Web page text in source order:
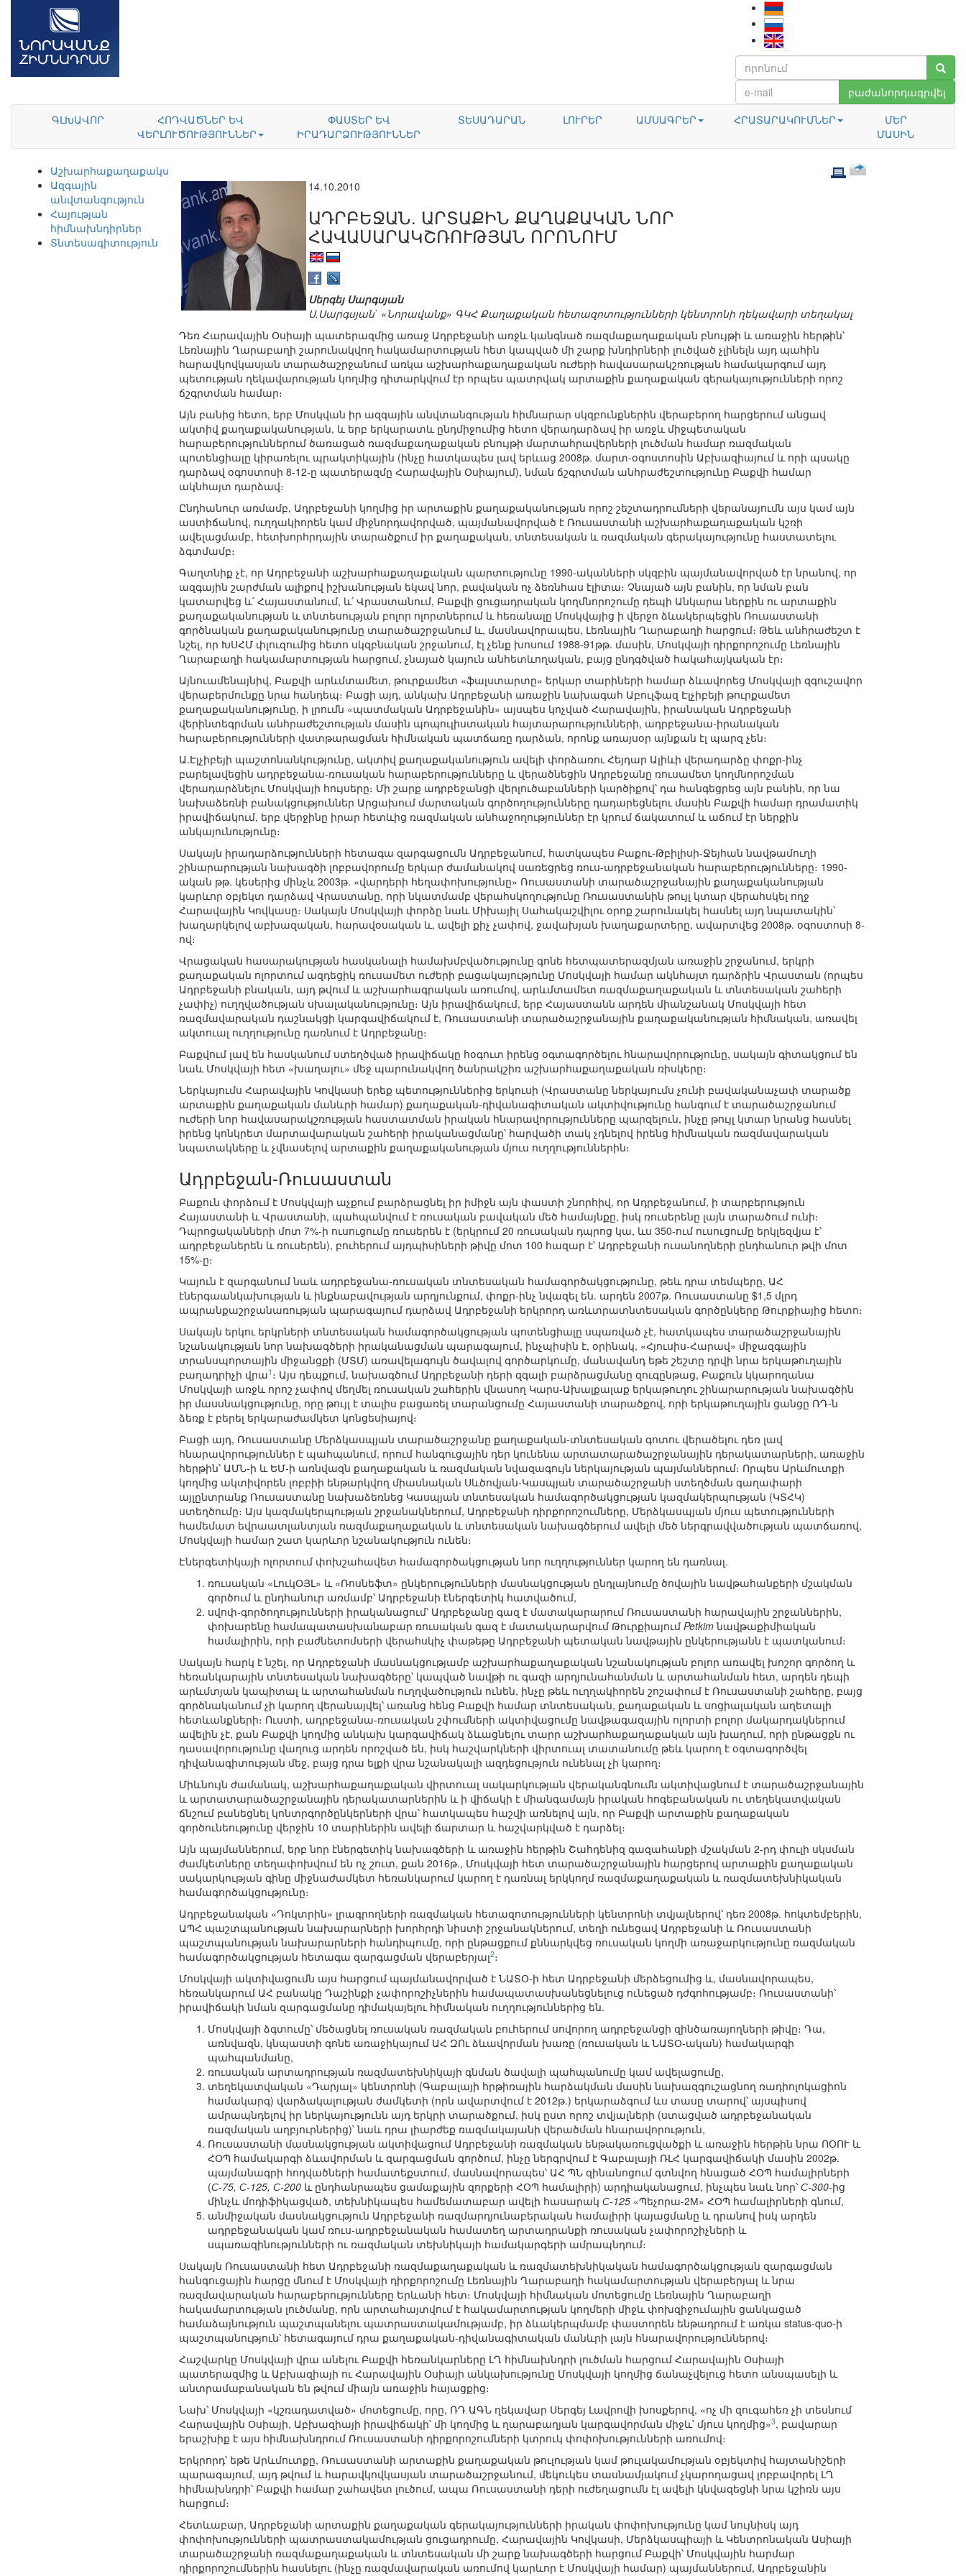
բաժանորդագրվել
ԳԼԽԱՎՈՐ
ՀՈԴՎԱԾՆԵՐ ԵՎ
ՎԵՐԼՈՒԾՈՒԹՅՈՒՆՆԵՐ
ՓԱՍՏԵՐ ԵՎ
ԻՐԱԴԱՐՁՈՒԹՅՈՒՆՆԵՐ
ՏԵՍԱԴԱՐԱՆ ԼՈՒՐԵՐ ԱՄՍԱԳՐԵՐ ՀՐԱՏԱՐԱԿՈՒՄՆԵՐ
ՄԵՐ
ՄԱՍԻՆ
Աշխարհաքաղաքականություն
Ազգային
անվտանգություն
Հայության
հիմնախնդիրներ
Տնտեսագիտություն
14.10.2010
ԱԴՐԲԵՋԱՆ. ԱՐՏԱՔԻՆ ՔԱՂԱՔԱԿԱՆ ՆՈՐ
ՀԱՎԱՍԱՐԱԿՇՌՈՒԹՅԱՆ ՈՐՈՆՈՒՄ
Սերգեյ Սարգսյան
Ս.Սարգսյան` «Նորավանք» ԳԿՀ Քաղաքական հետազոտությունների կենտրոնի ղեկավարի տեղակալ
Դեռ Հարավային Օսիայի պատերազմից առաջ Ադրբեջանի առջև կանգնած ռազմաքաղաքական բնույթի և առաջին հերթին՝
Լեռնային Ղարաբաղի շարունակվող հակամարտության հետ կապված մի շարք խնդիրների լուծված չլինելն այդ պահին
հարավկովկասյան տարածաշրջանում առկա աշխարհաքաղաքական ուժերի հավասարակշռության համակարգում այդ
պետության ղեկավարության կողմից դիտարկվում էր որպես պատրվակ արտաքին քաղաքական գերակայությունների որոշ
ճշգրտման համար։
Այն բանից հետո, երբ Մոսկվան իր ազգային անվտանգության հիմնարար սկզբունքներին վերաբերող հարցերում անցավ
ակտիվ քաղաքականության, և երբ երկարատև ընդմիջումից հետո վերադարձավ իր առջև միջպետական
հարաբերություններում ծառացած ռազմաքաղաքական բնույթի մարտահրավերների լուծման համար ռազմական
պոտենցիալը կիրառելու պրակտիկային (ինչը հատկապես լավ երևաց 2008թ. մարտ-օգոստոսին Աբխազիայում և որի պսակը
դարձավ օգոստոսի 8-12-ը պատերազմը Հարավային Օսիայում), նման ճշգրտման անհրաժեշտությունը Բաքվի համար
ակնհայտ դարձավ։
Ընդհանուր առմամբ, Ադրբեջանի կողմից իր արտաքին քաղաքականության որոշ շեշտադրումների վերանայումն այս կամ այն
աստիճանով, ուղղակիորեն կամ միջնորդավորված, պայմանավորված է Ռուսաստանի աշխարհաքաղաքական կշռի
ավելացմամբ, հետխորհրդային տարածքում իր քաղաքական, տնտեսական և ռազմական գերակայությունը հաստատելու
ձգտմամբ։
Գաղտնիք չէ, որ Ադրբեջանի աշխարհաքաղաքական պարտությունը 1990-ականների սկզբին պայմանավորված էր նրանով, որ
ազգային շարժման ալիքով իշխանության եկավ նոր, բավական ոչ ձեռնհաս էլիտա։ Չնայած այն բանին, որ նման բան
կատարվեց և՛ Հայաստանում, և՛ Վրաստանում, Բաքվի ցուցադրական կողմնորոշումը դեպի Անկարա ներքին ու արտաքին
քաղաքականության և տնտեսության բոլոր ոլորտներում և հեռանալը Մոսկվայից ի վերջո ձևակերպեցին Ռուսաստանի
գործնական քաղաքականությունը տարածաշրջանում և, մասնավորապես, Լեռնային Ղարաբաղի հարցում։ Թեև անհրաժեշտ է
նշել, որ ԽՍՀՄ փլուզումից հետո սկզբնական շրջանում, էլ չենք խոսում 1988-91թթ. մասին, Մոսկվայի դիրքորոշումը Լեռնային
Ղարաբաղի հակամարտության հարցում, չնայած կայուն անհետևողական, բայց ընդգծված հակահայկական էր։
Այնուամենայնիվ, Բաքվի արևմտամետ, թուրքամետ «ֆալստարտը» երկար տարիների համար ձևավորեց Մոսկվայի զգուշավոր
վերաբերմունքը նրա հանդեպ։ Բացի այդ, անկախ Ադրբեջանի առաջին նախագահ Աբուլֆազ Էլչիբեյի թուրքամետ
քաղաքականությունը, ի լրումն «պատմական Ադրբեջանին» այսպես կոչված Հարավային, իրանական Ադրբեջանի
վերինտեգրման անհրաժեշտության մասին պոպուլիստական հայտարարությունների, ադրբեջանա-իրանական
հարաբերությունների վատթարացման հիմնական պատճառը դարձան, որոնք առայսօր այնքան էլ պարզ չեն։
Ա.Էլչիբեյի պաշտոնանկությունը, ակտիվ քաղաքականություն ավելի փորձառու Հեյդար Ալիևի վերադարձը փոքր-ինչ
բարելավեցին ադրբեջանա-ռուսական հարաբերությունները և վերածնեցին Ադրբեջանը ռուսամետ կողմնորոշման
վերադարձնելու Մոսկվայի հույսերը։ Մի շարք ադրբեջանցի վերլուծաբանների կարծիքով՝ դա հանգեցրեց այն բանին, որ նա
նախաձեռնի բանակցություններ Արցախում մարտական գործողությունները դադարեցնելու մասին Բաքվի համար դրամատիկ
իրավիճակում, երբ վերջինը իրար հետևից ռազմական անհաջողություններ էր կրում ճակատում և աճում էր ներքին
անկայունությունը։
Սակայն իրադարձությունների հետագա զարգացումն Ադրբեջանում, հատկապես Բաքու-Թբիլիսի-Ջեյհան նավթամուղի
շինարարության նախագծի լոբբավորումը երկար ժամանակով սառեցրեց ռուս-ադրբեջանական հարաբերությունները։ 1990-
ական թթ. կեսերից մինչև 2003թ. «վարդերի հեղափոխությունը» Ռուսաստանի տարածաշրջանային քաղաքականության
կարևոր օբյեկտ դարձավ Վրաստանը, որի նկատմամբ վերահսկողությունը Ռուսաստանին թույլ կտար վերահսկել ողջ
Հարավային Կովկասը։ Սակայն Մոսկվայի փորձը նաև Միխայիլ Սահակաշվիլու օրոք շարունակել հասնել այդ նպատակին՝
խաղարկելով աբխազական, հարավօսական և, ավելի քիչ չափով, ջավախյան խաղաքարտերը, ավարտվեց 2008թ. օգոստոսի 8-
ով։
Վրացական հասարակության հասկանալի համախմբվածությունը գոնե հետպատերազմյան առաջին շրջանում, երկրի
քաղաքական ոլորտում ազդեցիկ ռուսամետ ուժերի բացակայությունը Մոսկվայի համար ակնհայտ դարձրին Վրաստան (որպես
Ադրբեջանի բնական, այդ թվում և աշխարհագրական առումով, արևմտամետ ռազմաքաղաքական և տնտեսական շահերի
չափիչ) ուղղվածության սխալականությունը։ Այն իրավիճակում, երբ Հայաստանն արդեն միանշանակ Մոսկվայի հետ
ռազմավարական դաշնակցի կարգավիճակում է, Ռուսաստանի տարածաշրջանային քաղաքականության հիմնական, առավել
ակտուալ ուղղությունը դառնում է Ադրբեջանը։
Բաքվում լավ են հասկանում ստեղծված իրավիճակը հօգուտ իրենց օգտագործելու հնարավորությունը, սակայն գիտակցում են
նաև Մոսկվայի հետ «խաղալու» մեջ պարունակվող ծանրակշիռ աշխարհաքաղաքական ռիսկերը։
Ներկայումս Հարավային Կովկասի երեք պետություններից երկուսի (Վրաստանը ներկայումս չունի բավականաչափ տարածք
արտաքին քաղաքական մանևրի համար) քաղաքական-դիվանագիտական ակտիվությունը հանգում է տարածաշրջանում
ուժերի նոր հավասարակշռության հաստատման իրական հնարավորությունները պարզելուն, ինչը թույլ կտար նրանց հասնել
իրենց կոնկրետ մարտավարական շահերի իրականացմանը՝ հարվածի տակ չդնելով իրենց հիմնական ռազմավարական
նպատակները և չվնասելով արտաքին քաղաքականության մյուս ուղղություններին։
Ադրբեջան-Ռուսաստան
Բաքուն փորձում է Մոսկվայի աչքում բարձրացնել իր իմիջն այն փաստի շնորհիվ, որ Ադրբեջանում, ի տարբերություն
Հայաստանի և Վրաստանի, պահպանվում է ռուսական բավական մեծ համայնքը, իսկ ռուսերենը լայն տարածում ունի։
Դպրոցականների մոտ 7%-ի ուսուցումը ռուսերեն է (երկրում 20 ռուսական դպրոց կա, ևս 350-ում ուսուցումը երկլեզվյա է՝
ադրբեջաներեն և ռուսերեն), բուհերում այդպիսիների թիվը մոտ 100 հազար է՝ Ադրբեջանի ուսանողների ընդհանուր թվի մոտ
15%-ը։
Կայուն է զարգանում նաև ադրբեջանա-ռուսական տնտեսական համագործակցությունը, թեև դրա տեմպերը, ԱՀ
էներգաանկախության և ինքնաբավության արդյունքում, փոքր-ինչ նվազել են. արդեն 2007թ. Ռուսաստանը $1,5 մլրդ
ապրանքաշրջանառության պարագայում դարձավ Ադրբեջանի երկրորդ առևտրատնտեսական գործընկերը Թուրքիայից հետո։
Սակայն երկու երկրների տնտեսական համագործակցության պոտենցիալը սպառված չէ, հատկապես տարածաշրջանային
նշանակության նոր նախագծերի իրականացման պարագայում, ինչպիսին է, օրինակ, «Հյուսիս-Հարավ» միջազգային
տրանսպորտային միջանցքի (ՄՏՄ) առավելագույն ծավալով գործարկումը, մանավանդ եթե շեշտը դրվի նրա երկաթուղային
բաղադրիչի վրա1 ։ Այս դեպքում, նախագծում Ադրբեջանի դերի զգալի բարձրացմանը զուգընթաց, Բաքուն կկարողանա
Մոսկվայի առջև որոշ չափով մեղմել ռուսական շահերին վնասող Կարս-Ախալքալաք երկաթուղու շինարարության նախագծին
իր մասսնակցությունը, որը թույլ է տալիս բացառել տարանցումը Հայաստանի տարածքով, որի երկաթուղային ցանցը ՌԴ-ն
ձեռք է բերել երկարաժամկետ կոնցեսիայով։
Բացի այդ, Ռուսաստանը Մերձկասպյան տարածաշրջանը քաղաքական-տնտեսական գոտու վերածելու դեռ լավ
հնարավորություններ է պահպանում, որում հանգուցային դեր կունենա արտատարածաշրջանային դերակատարների, առաջին
հերթին՝ ԱՄՆ-ի և ԵՄ-ի առնվազն քաղաքական և ռազմական նվազագույն ներկայության պայմաններում։ Որպես Արևմուտքի
կողմից ակտիվորեն լոբբիի ենթարկվող միասնական Սևծովյան-Կասպյան տարածաշրջանի ստեղծման գաղափարի
այլընտրանք Ռուսաստանը նախաձեռնեց Կասպյան տնտեսական համագործակցության կազմակերպության (ԿՏՀԿ)
ստեղծումը։ Այս կազմակերպության շրջանակներում, Ադրբեջանի դիրքորոշումները, Մերձկասպյան մյուս պետությունների
համեմատ եվրաատլանտյան ռազմաքաղաքական և տնտեսական նախագծերում ավելի մեծ ներգրավվածության պատճառով,
Մոսկվայի համար շատ կարևոր նշանակություն ունեն։
Էներգետիկայի ոլորտում փոխշահավետ համագործակցության նոր ուղղություններ կարող են դառնալ.
ռուսական «ԼուկՕՅԼ» և «Ռոսնեֆտ» ընկերությունների մասնակցության ընդլայնումը ծովային նավթահանքերի մշակման
գործում և ընդհանուր առմամբ՝ Ադրբեջանի էներգետիկ հատվածում,
սվոփ-գործողությունների իրականացում՝ Ադրբեջանը գազ է մատակարարում Ռուսաստանի հարավային շրջաններին,
փոխարենը համապատասխանաբար ռուսական գազ է մատակարարվում Թուրքիայում Petkimնավթաքիմիական
համալիրին, որի բաժնետոմսերի վերահսկիչ փաթեթը Ադրբեջանի պետական նավթային ընկերությանն է պատկանում։
Սակայն հարկ է նշել, որ Ադրբեջանի մասնակցությամբ աշխարհաքաղաքական նշանակության բոլոր առավել խոշոր գործող և
հեռանկարային տնտեսական նախագծերը՝ կապված նավթի ու գազի արդյունահանման և արտահանման հետ, արդեն դեպի
արևմտյան կապիտալ և արտահանման ուղղվածություն ունեն, ինչը թեև ուղղակիորեն շոշափում է Ռուսաստանի շահերը, բայց
գործնականում չի կարող վերանայվել՝ առանց հենց Բաքվի համար տնտեսական, քաղաքական և սոցիալական աղետալի
հետևանքների։ Ուստի, ադրբեջանա-ռուսական շփումների ակտիվացումը նավթագազային ոլորտի բոլոր մակարդակներում
ավելին չէ, քան Բաքվի կողմից անկախ կարգավիճակ ձևացնելու տարր աշխարհաքաղաքական այն խաղում, որի ընթացքն ու
դասավորությունը վաղուց արդեն որոշված են, իսկ հաշվարկների վիրտուալ տատանումը թեև կարող է օգտագործվել
դիվանագիտության մեջ, բայց դրա ելքի վրա նշանակալի ազդեցություն ունենալ չի կարող։
Միևնույն ժամանակ, աշխարհաքաղաքական վիրտուալ սակարկության վերականգնումն ակտիվացնում է տարածաշրջանային
և արտատարածաշրջանային դերակատարներին և ի վիճակի է միանգամայն իրական հոգեբանական ու տեղեկատվական
ճնշում բանեցնել կոնտրգործընկերների վրա՝ հատկապես հաշվի առնելով այն, որ Բաքվի արտաքին քաղաքական
գործունեությունը վերջին 10 տարիներին ավելի ճարտար և հաշվարկված է դարձել։
Այն պայմաններում, երբ նոր էներգետիկ նախագծերի և առաջին հերթին Շահդենիզ գազահանքի մշակման 2-րդ փուլի սկսման
ժամկետները տեղափոխվում են ոչ շուտ, քան 2016թ., Մոսկվայի հետ տարածաշրջանային հարցերով արտաքին քաղաքական
սակարկության գինը միջնաժամկետ հեռանկարում կարող է դառնալ երկկողմ ռազմաքաղաքական և ռազմատեխնիկական
համագործակցությունը։
Ադրբեջանական «Դոկտրին» լրագրողների ռազմական հետազոտությունների կենտրոնի տվյալներով՝ դեռ 2008թ. հոկտեմբերին,
ԱՊՀ պաշտպանության նախարարների խորհրդի նիստի շրջանակներում, տեղի ունեցավ Ադրբեջանի և Ռուսաստանի
պաշտպանության նախարարների հանդիպումը, որի ընթացքում քննարկվեց ռուսական կողմի առաջարկությունը ռազմական
համագործակցության հետագա զարգացման վերաբերյալ2։
Մոսկվայի ակտիվացումն այս հարցում պայմանավորված է ՆԱՏՕ-ի հետ Ադրբեջանի մերձեցումից և, մասնավորապես,
հեռանկարում ԱՀ բանակը Դաշինքի չափորոշիչներին համապատասխանեցնելուց ունեցած դժգոհությամբ։ Ռուսաստանի՝
իրավիճակի նման զարգացմանը դիմակայելու հիմնական ուղղություններից են.
Մոսկվայի ձգտումը՝ մեծացնել ռուսական ռազմական բուհերում սովորող ադրբեջանցի զինծառայողների թիվը։ Դա,
առնվազն, կնպաստի գոնե առաջիկայում ԱՀ ԶՈւ ձևավորման խառը (ռուսական և ՆԱՏՕ-ական) համակարգի
պահպանմանը,
ռուսական արտադրության ռազմատեխնիկայի գնման ծավալի պահպանումը կամ ավելացումը,
տեղեկատվական «Դարյալ» կենտրոնի (Գաբալայի հրթիռային հարձակման մասին նախազգուշացնող ռադիոլոկացիոն
համակարգ) վարձակալության ժամկետի (որն ավարտվում է 2012թ.) երկարաձգում ևս տասը տարով՝ այսպիսով
ամրապնդելով իր ներկայությունն այդ երկրի տարածքում, իսկ ըստ որոշ տվյալների (ստացված ադրբեջանական
ռազմական աղբյուրներից)՝ նաև դրա լիարժեք ռազմակայանի վերածման հնարավորություն,
Ռուսաստանի մասնակցության ակտիվացում Ադրբեջանի ռազմական ենթակառուցվածքի և առաջին հերթին նրա ՈՕՈՒ և
ՀՕՊ համակարգի ձևավորման և զարգացման գործում, ինչը ներգրվում է Գաբալայի ՌԼՀ կարգավիճակի մասին 2002թ.
պայմանագրի հոդվածների համատեքստում, մասնավորապես՝ ԱՀ ՊՆ զինանոցում գտնվող հնացած ՀՕՊ համալիրների
(С-75, С-125, С-200 և ընդհանրապես ցամաքային զորքերի ՀՕՊ համալիրի) արդիականացում, ինչպես նաև նոր՝ С-300-ից
մինչև մոդիֆիկացված, տեխնիկապես համեմատաբար ավելի հասարակ С-125 «Պեչորա-2М» ՀՕՊ համալիրների գնում,
անմիջական մասնակցություն Ադրբեջանի ռազմարդյունաբերական համալիրի կայացմանը և դրանով իսկ արդեն
ադրբեջանական կամ ռուս-ադրբեջանական համատեղ արտադրանքի ռուսական չափորոշիչների և
սպառազինությունների ու ռազմական տեխնիկայի համակարգերի ամրապնդում։
Սակայն Ռուսաստանի հետ Ադրբեջանի ռազմաքաղաքական և ռազմատեխնիկական համագործակցության զարգացման
հանգուցային հարցը մնում է Մոսկվայի դիրքորոշումը Լեռնային Ղարաբաղի հակամարտության վերաբերյալ և նրա
ռազմավարական հարաբերությունները Երևանի հետ։ Մոսկվայի հիմնական մոտեցումը Լեռնային Ղարաբաղի
հակամարտության լուծմանը, որն արտահայտվում է հակամարտության կողմերի միջև փոխզիջումային ցանկացած
համաձայնություն պաշտպանելու պատրաստակամությամբ, իր ձևակերպմամբ փաստորեն ենթադրում է առկա status-quo-ի
պաշտպանություն՝ հետագայում դրա քաղաքական-դիվանագիտական մանևրի լայն հնարավորություններով։
Հաշվարկը Մոսկվայի վրա անելու Բաքվի հեռանկարները ԼՂ հիմնախնդրի լուծման հարցում Հարավային Օսիայի
պատերազմից և Աբխազիայի ու Հարավային Օսիայի անկախությունը Մոսկվայի կողմից ճանաչվելուց հետո անսպասելի և
անտրամաբանական են թվում միայն առաջին հայացքից։
Նախ՝ Մոսկվայի «կշռադատված» մոտեցումը, որը, ՌԴ ԱԳՆ ղեկավար Սերգեյ Լավրովի խոսքերով, «ոչ մի զուգահեռ չի տեսնում
Հարավային Օսիայի, Աբխազիայի իրավիճակի՝ մի կողմից և ղարաբաղյան կարգավորման միջև՝ մյուս կողմից»3, բավարար
երաշխիք է այս հիմնախնդրում Ռուսաստանի դիրքորոշումների կտրուկ փոփոխությունների առումով։
Երկրորդ՝ եթե Արևմուտքը, Ռուսաստանի արտաքին քաղաքական թուլության կամ թուլակամության օբյեկտիվ հայտանիշերի
պարագայում, այդ թվում և հարավկովկասյան տարածաշրջանում, մեկուկես տասնամյակում չկարողացավ լոբբավորել ԼՂ
հիմնախնդրի՝ Բաքվի համար շահավետ լուծում, ապա Ռուսաստանի դերի ուժեղացումն էլ ավելի կնվազեցնի նրա կշիռն այս
հարցում։
Հետևաբար, Ադրբեջանի արտաքին քաղաքական գերակայությունների իրական փոփոխությունը կամ նույնիսկ այդ
փոփոխությունների պատրաստակամության ցուցադրումը, Հարավային Կովկասի, Մերձկասպիայի և Կենտրոնական Ասիայի
տարածաշրջանի ռազմաքաղաքական և տնտեսական մի շարք նախագծերի հարցում Բաքվի՝ Մոսկվային հարմար
դիրքորոշումներին հասնելու (ինչը ռազմավարական առումով կարևոր է Մոսկվայի համար) պայմաններում, Ադրբեջանին